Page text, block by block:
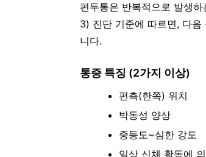
편두통은 반복적으로 발생
3) 진단 기준에 따르면, 다
니다.
통증 특징 (2가지 이상)
편측(한쪽) 위치
박동성 양상
중등도~심한 강도
일상 신체 활동에